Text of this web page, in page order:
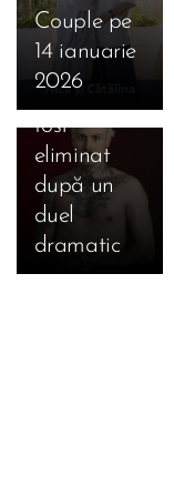
Couple pe
14 ianuarie
2026
Survivor
2026!
Primul
concurent a
fost
eliminat
după un
duel
dramatic